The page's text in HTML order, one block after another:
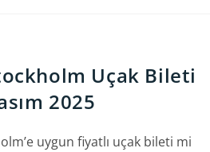
Uçak Bileti
2025
uygun fiyatlı uçak bileti mi